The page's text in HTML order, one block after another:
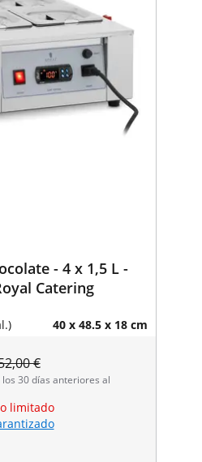
- 4 x 1,5 L -
Catering
40 x 48.5 x 18 cm
€
30 días anteriores al
limitado